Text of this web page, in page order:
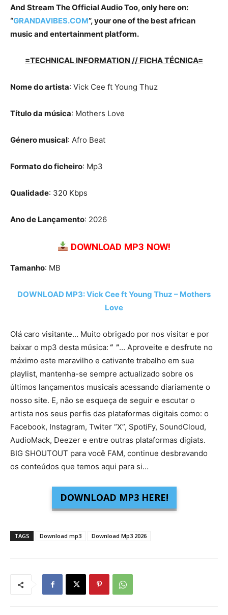
And Stream The Official Audio Too, only here on:
“GRANDAVIBES.COM”, your one of the best african
music and entertainment platform.
=TECHNICAL INFORMATION // FICHA TÉCNICA=
Nome do artista: Vick Cee ft Young Thuz
Título da música: Mothers Love
Género musical: Afro Beat
Formato do ficheiro: Mp3
Qualidade: 320 Kbps
Ano de Lançamento: 2026
DOWNLOAD MP3 NOW!
Tamanho: MB
DOWNLOAD MP3: Vick Cee ft Young Thuz – Mothers
Love
Olá caro visitante… Muito obrigado por nos visitar e por
baixar o mp3 desta música: “ ”… Aproveite e desfrute no
máximo este maravilho e cativante trabalho em sua
playlist, mantenha-se sempre actualizado sobre os
últimos lançamentos musicais acessando diariamente o
nosso site. E, não se esqueça de seguir e escutar o
artista nos seus perfis das plataformas digitais como: o
Facebook, Instagram, Twiter “X”, SpotiFy, SoundCloud,
AudioMack, Deezer e entre outras plataformas digiats.
BIG SHOUTOUT para você FAM, continue desbravando
os conteúdos que temos aqui para si…
DOWNLOAD MP3 HERE!
TAGS Download mp3 Download Mp3 2026